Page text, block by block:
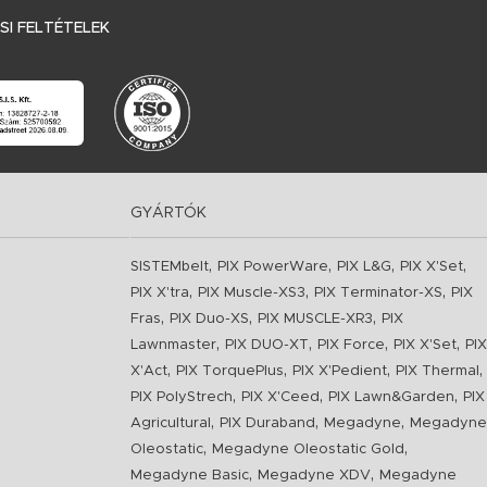
FELTÉTELEK
GYÁRTÓK
SISTEMbelt, PIX PowerWare, PIX L&G, PIX X'Set,
PIX X'tra, PIX Muscle-XS3, PIX Terminator-XS,
PIX
Fras, PIX Duo-XS, PIX MUSCLE-XR3,
PIX
Lawnmaster, PIX DUO-XT , PIX Force, PIX X'Set,
PIX
X'Act, PIX TorquePlus, PIX X'Pedient, PIX Thermal ,
PIX PolyStrech, PIX X'Ceed , PIX Lawn&Garden,
PIX
Agricultural , PIX Duraband , Megadyne,
Megadyne
Oleostatic, Megadyne Oleostatic Gold ,
Megadyne Basic, Megadyne XDV, Megadyne